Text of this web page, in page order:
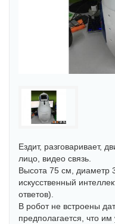
Ездит, разговаривает,
лицо, видео связь.
Высота 75 см, диаметр
искусственный
ответов).
В робот не встроены
предполагается, что